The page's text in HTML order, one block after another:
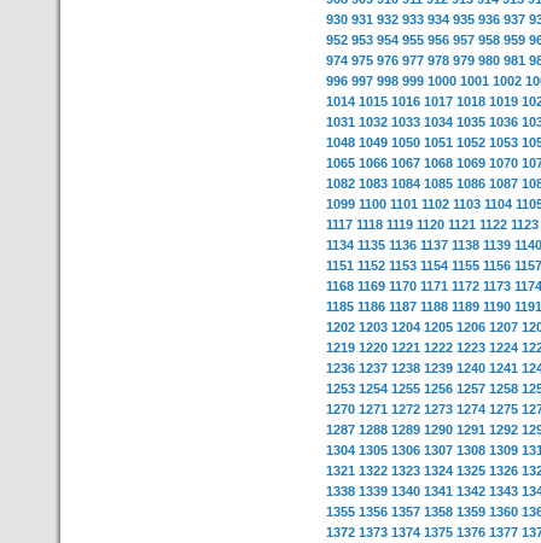
930 931 932 933 934 935 936 937
952 953 954 955 956 957 958 959
974 975 976 977 978 979 980 981
996 997 998 999 1000 1001 1002
1014 1015 1016 1017 1018 1019
1031 1032 1033 1034 1035 1036
1048 1049 1050 1051 1052 1053
1065 1066 1067 1068 1069 1070
1082 1083 1084 1085 1086 1087
1099 1100 1101 1102 1103 1104
1117 1118 1119 1120 1121 1122 1123
1134 1135 1136 1137 1138 1139 1140
1151 1152 1153 1154 1155 1156 1157
1168 1169 1170 1171 1172 1173 1174
1185 1186 1187 1188 1189 1190 1191
1202 1203 1204 1205 1206 1207
1219 1220 1221 1222 1223 1224
1236 1237 1238 1239 1240 1241
1253 1254 1255 1256 1257 1258
1270 1271 1272 1273 1274 1275
1287 1288 1289 1290 1291 1292
1304 1305 1306 1307 1308 1309
1321 1322 1323 1324 1325 1326
1338 1339 1340 1341 1342 1343
1355 1356 1357 1358 1359 1360
1372 1373 1374 1375 1376 1377